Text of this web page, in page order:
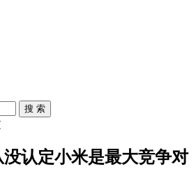
搜 索
认定小米是最大竞争对